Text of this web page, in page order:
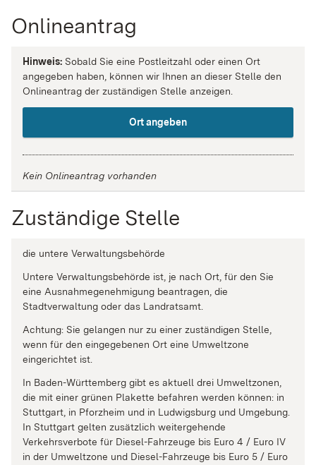
Onlineantrag
Hinweis: Sobald Sie eine Postleitzahl oder einen Ort
angegeben haben, können wir Ihnen an dieser Stelle den
Onlineantrag der zuständigen Stelle anzeigen.
Ort angeben
Kein Onlineantrag vorhanden
Zuständige Stelle
die untere Verwaltungsbehörde
Untere Verwaltungsbehörde ist, je nach Ort, für den Sie
eine Ausnahmegenehmigung beantragen, die
Stadtverwaltung oder das Landratsamt.
Achtung: Sie gelangen nur zu einer zuständigen Stelle,
wenn für den eingegebenen Ort eine Umweltzone
eingerichtet ist.
In Baden-Württemberg gibt es aktuell drei Umweltzonen,
die mit einer grünen Plakette befahren werden können: in
Stuttgart, in Pforzheim und in Ludwigsburg und Umgebung.
In Stuttgart gelten zusätzlich weitergehende
Verkehrsverbote für Diesel-Fahrzeuge bis Euro 4 / Euro IV
in der Umweltzone und Diesel-Fahrzeuge bis Euro 5 / Euro